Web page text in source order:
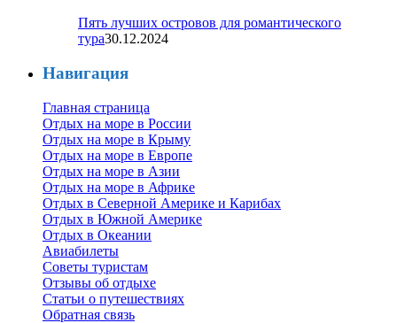
Пять лучших островов для романтического
тура30.12.2024
Навигация
Главная страница
Отдых на море в России
Отдых на море в Крыму
Отдых на море в Европе
Отдых на море в Азии
Отдых на море в Африке
Отдых в Северной Америке и Карибах
Отдых в Южной Америке
Отдых в Океании
Авиабилеты
Советы туристам
Отзывы об отдыхе
Статьи о путешествиях
Обратная связь